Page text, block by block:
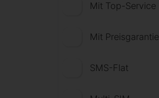
Mit Top-Service
Mit Preisgarantie
SMS-Flat